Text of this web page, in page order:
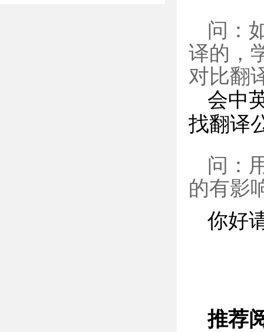
问：
译的，
对比翻
会中
找翻译
问：
的有影
你好
推荐